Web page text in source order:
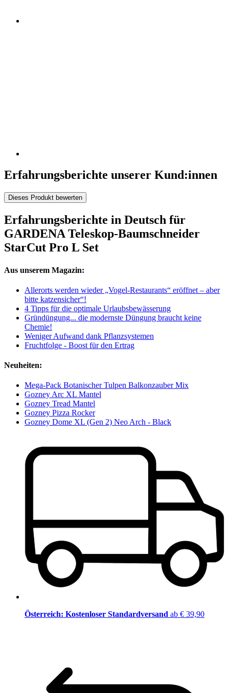
Erfahrungsberichte unserer Kund:innen
Dieses Produkt bewerten
Erfahrungsberichte in Deutsch für
GARDENA Teleskop-Baumschneider
StarCut Pro L Set
Aus unserem Magazin:
Allerorts werden wieder „Vogel-Restaurants“ eröffnet – aber
bitte katzensicher“!
4 Tipps für die optimale Urlaubsbewässerung
Gründüngung... die modernste Düngung braucht keine
Chemie!
Weniger Aufwand dank Pflanzsystemen
Fruchtfolge - Boost für den Ertrag
Neuheiten:
Mega-Pack Botanischer Tulpen Balkonzauber Mix
Gozney Arc XL Mantel
Gozney Tread Mantel
Gozney Pizza Rocker
Gozney Dome XL (Gen 2) Neo Arch - Black
Österreich: Kostenloser Standardversand ab € 39,90